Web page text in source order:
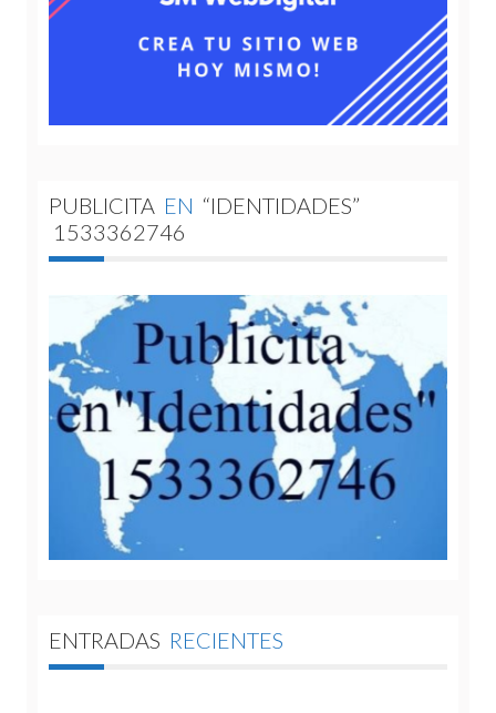
PUBLICITA EN “IDENTIDADES”
1533362746
ENTRADAS RECIENTES